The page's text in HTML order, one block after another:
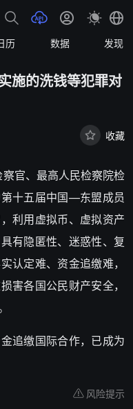
历 数据 发现
施的洗钱等犯罪对
收藏
官、最高人民检察院检
十五届中国—东盟成员
利用虚拟币、虚拟资产
有隐匿性、迷惑性、复
认定难、资金追缴难，
害各国公民财产安全，
追缴国际合作，已成为
风险提示